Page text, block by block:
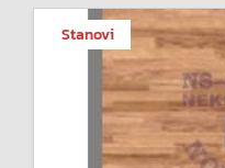
Stanovi